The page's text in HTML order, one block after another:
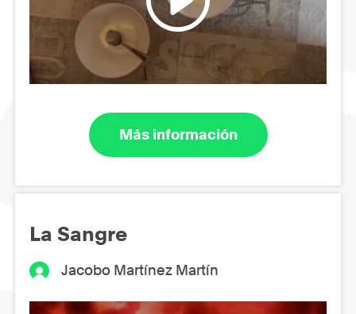
Más información
La Sangre
Jacobo Martínez Martín